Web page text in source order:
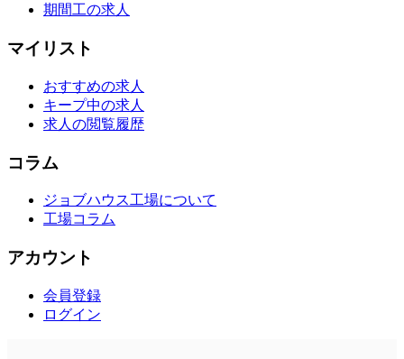
期間工の求人
マイリスト
おすすめの求人
キープ中の求人
求人の閲覧履歴
コラム
ジョブハウス工場について
工場コラム
アカウント
会員登録
ログイン